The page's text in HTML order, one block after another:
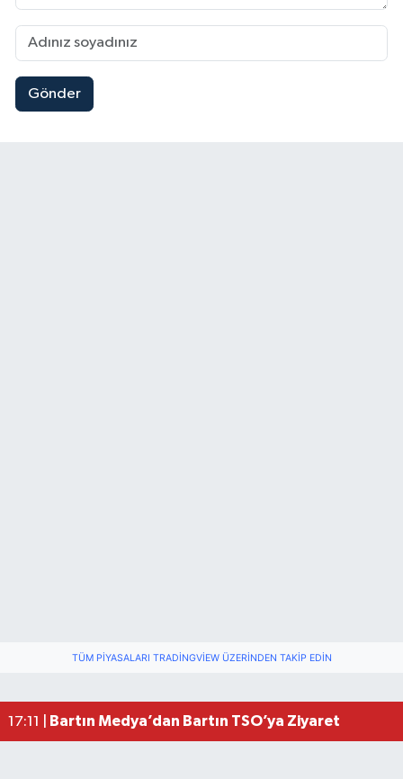
Gönder
TÜM PIYASALARI TRADINGVIEW ÜZERINDEN TAKIP EDIN
15:17 | Vali Yardımcısına Çarpmak Pahalıya Patladı